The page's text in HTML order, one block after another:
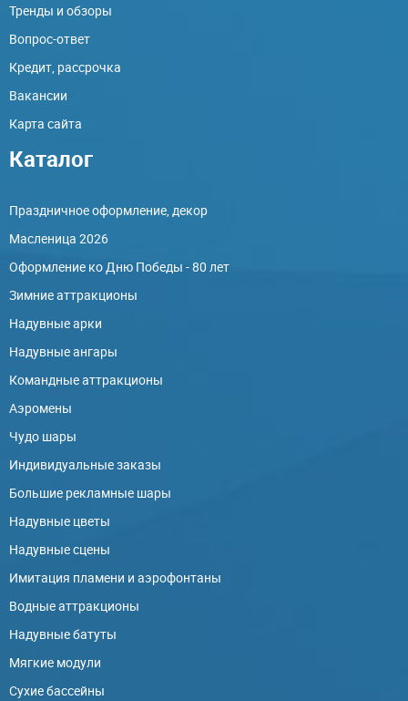
Тренды и обзоры
Вопрос-ответ
Кредит, рассрочка
Вакансии
Карта сайта
Каталог
Праздничное оформление, декор
Масленица 2026
Оформление ко Дню Победы - 80 лет
Зимние аттракционы
Надувные арки
Надувные ангары
Командные аттракционы
Аэромены
Чудо шары
Индивидуальные заказы
Большие рекламные шары
Надувные цветы
Надувные сцены
Имитация пламени и аэрофонтаны
Водные аттракционы
Надувные батуты
Мягкие модули
Сухие бассейны